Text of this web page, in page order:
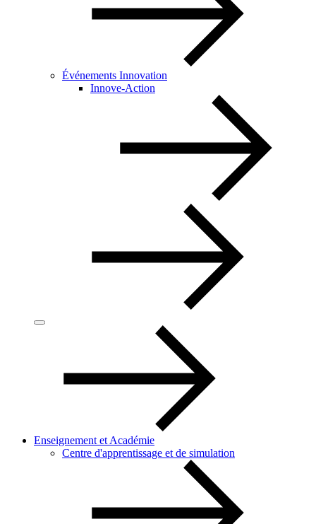
Événements Innovation
Innove-Action
Enseignement et Académie
Centre d'apprentissage et de simulation